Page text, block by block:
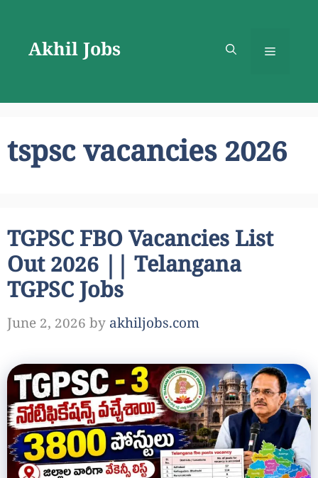
contentAkhil Jobs Menu
tspsc vacancies 2026
TGPSC FBO Vacancies List
Out 2026 || Telangana
TGPSC Jobs
June 2, 2026 by akhiljobs.com